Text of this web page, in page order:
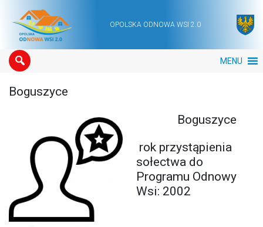
Main NavigationOPOLSKA ODNOWA WSI 2.0
MENU
Boguszyce
Boguszyce
rok przystąpienia
sołectwa do
Programu Odnowy
Wsi: 2002